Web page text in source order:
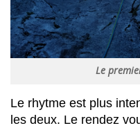
Le
Le rhytme est plus
les deux. Le rendez